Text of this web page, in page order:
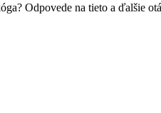
Odpovede na tieto a ďalšie